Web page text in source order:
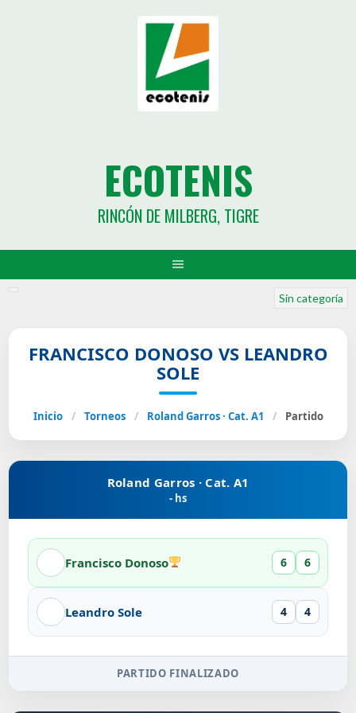
ECOTENIS
RINCÓN DE MILBERG, TIGRE
Sin categoría
FRANCISCO DONOSO VS LEANDRO
SOLE
Inicio / Torneos / Roland Garros · Cat. A1 / Partido
Roland Garros · Cat. A1
- hs
Francisco Donoso 6 6
Leandro Sole 4 4
PARTIDO FINALIZADO